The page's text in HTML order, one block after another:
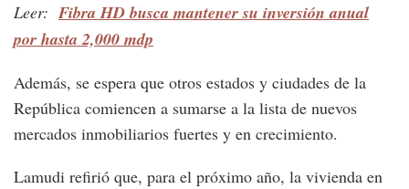
Leer: Fibra HD busca mantener su inversión anual
por hasta 2,000 mdp
Además, se espera que otros estados y ciudades de la
República comiencen a sumarse a la lista de nuevos
mercados inmobiliarios fuertes y en crecimiento.
Lamudi refirió que, para el próximo año, la vivienda en